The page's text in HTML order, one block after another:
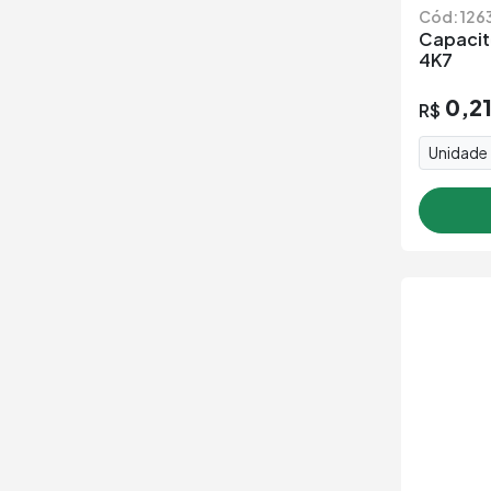
Cód:
4K7
R$ 0,21
Unidade